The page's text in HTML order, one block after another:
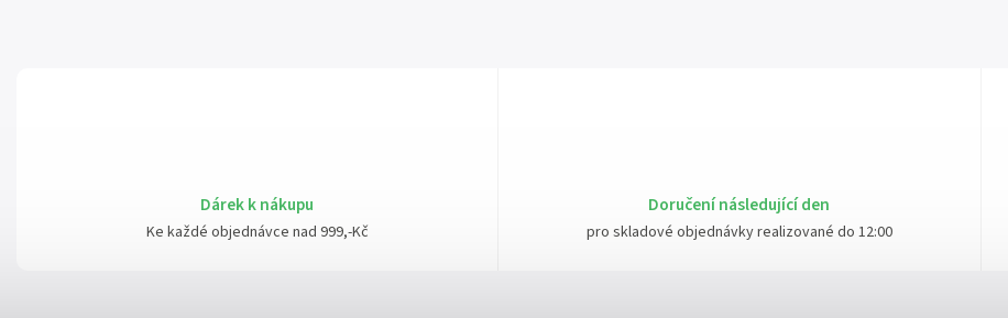
Dárek k nákupu
Ke každé objednávce nad 999,-Kč
Doručení následující den
pro skladové objednávky realizované do 12:00